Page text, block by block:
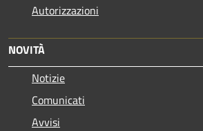
Autorizzazioni
NOVITÀ
Notizie
Comunicati
Avvisi